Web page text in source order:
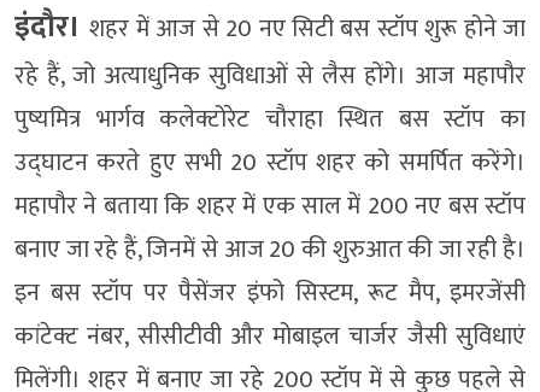
इंदौर।शहर में आज से 20 नए सिटी बस स्टॉप शुरू होने जा
रहे हैं, जो अत्याधुनिक सुविधाओं से लैस होंगे। आज महापौर
पुष्यमित्र भार्गव कलेक्टोरेट चौराहा स्थित बस स्टॉप का
उद्घाटन करते हुए सभी 20 स्टॉप शहर को समर्पित करेंगे।
महापौर ने बताया कि शहर में एक साल में 200 नए बस स्टॉप
बनाए जा रहे हैं, जिनमें से आज 20 की शुरुआत की जा रही है।
इन बस स्टॉप पर पैसेंजर इंफो सिस्टम, रूट मैप, इमरजेंसी
कांटेक्ट नंबर, सीसीटीवी और मोबाइल चार्जर जैसी सुविधाएं
मिलेंगी। शहर में बनाए जा रहे 200 स्टॉप में से कुछ पहले से